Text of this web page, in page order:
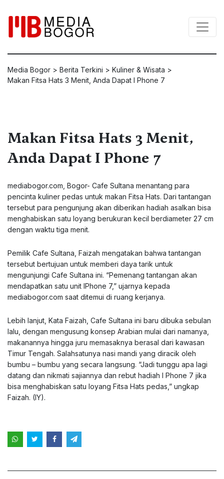
Media Bogor > Berita Terkini > Kuliner & Wisata >
Makan Fitsa Hats 3 Menit, Anda Dapat I Phone 7
Makan Fitsa Hats 3 Menit,
Anda Dapat I Phone 7
mediabogor.com , Bogor- Cafe Sultana menantang para
pencinta kuliner pedas untuk makan Fitsa Hats. Dari tantangan
tersebut para pengunjung akan diberikan hadiah asalkan bisa
menghabiskan satu loyang berukuran kecil berdiameter 27 cm
dengan waktu tiga menit.
Pemilik Cafe Sultana, Faizah mengatakan bahwa tantangan
tersebut bertujuan untuk memberi daya tarik untuk
mengunjungi Cafe Sultana ini. “Pemenang tantangan akan
mendapatkan satu unit IPhone 7,” ujarnya kepada
mediabogor.com saat ditemui di ruang kerjanya.
Lebih lanjut, Kata Faizah, Cafe Sultana ini baru dibuka sebulan
lalu, dengan mengusung konsep Arabian mulai dari namanya,
makanannya hingga juru memasaknya berasal dari kawasan
Timur Tengah. Salahsatunya nasi mandi yang diracik oleh
bumbu – bumbu yang secara langsung. “Jadi tunggu apa lagi
datang dan nikmati sajiannya dan rebut hadiah I Phone 7 jika
bisa menghabiskan satu loyang Fitsa Hats pedas,” ungkap
Faizah. (IY).